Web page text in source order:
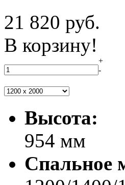
21 820 руб.
В корзину!
+
-
Высота:
954 мм
Спальное